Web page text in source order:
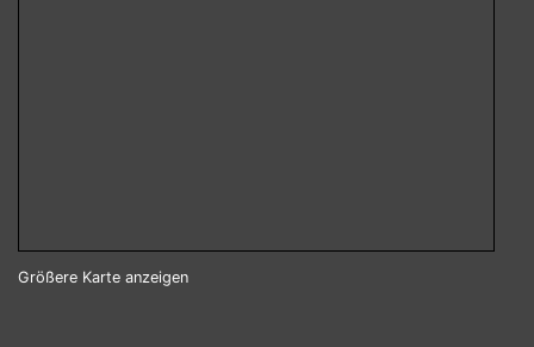
Größere Karte anzeigen